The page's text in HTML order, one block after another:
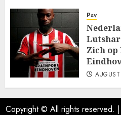
Psv
Zich op
Copyright © All rights reserved. |